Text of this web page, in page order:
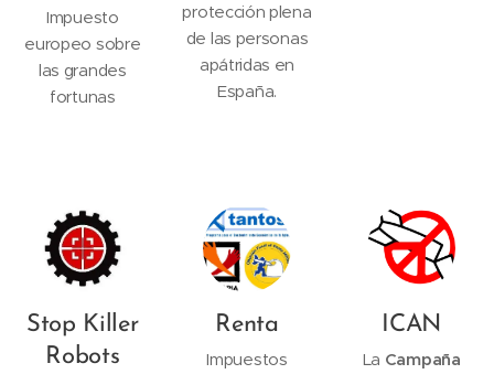
Impuesto
europeo sobre
las grandes
fortunas
protección plena
de las personas
apátridas en
España.
Stop Killer
Robots
Renta
Impuestos
ICAN
La Campaña